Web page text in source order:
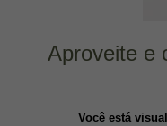
Aproveite e
Você está